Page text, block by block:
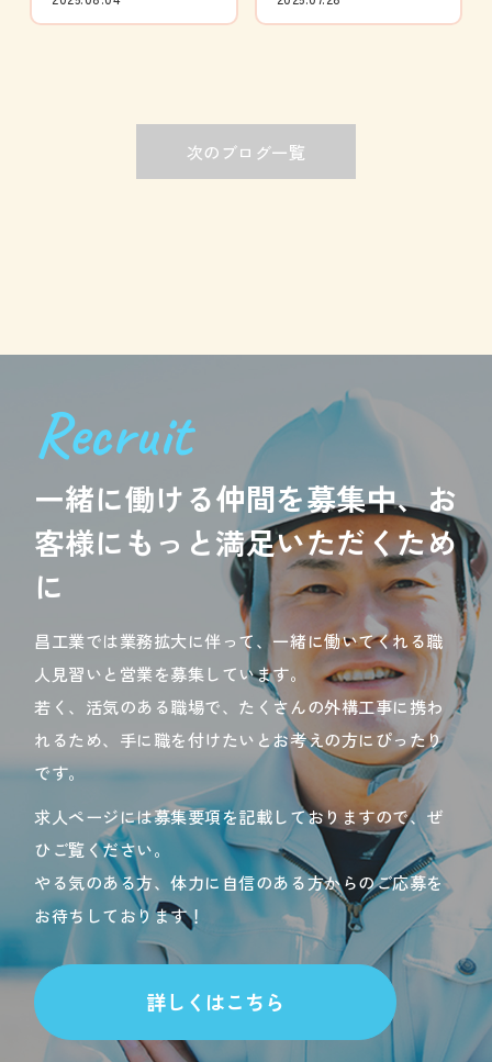
次のブログ一覧
Recruit
一緒に働ける仲間を募集中、お
客様にもっと満足いただくため
に
昌工業では業務拡大に伴って、一緒に働いてくれる職
人見習いと営業を募集しています。
若く、活気のある職場で、たくさんの外構工事に携わ
れるため、手に職を付けたいとお考えの方にぴったり
です。
求人ページには募集要項を記載しておりますので、ぜ
ひご覧ください。
やる気のある方、体力に自信のある方からのご応募を
お待ちしております！
詳しくはこちら